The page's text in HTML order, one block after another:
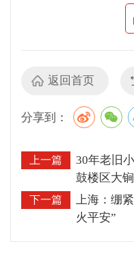
返回首页
分享到：
上一篇
30年老旧
鼓楼区大
下一篇
上海：绷
火平安”